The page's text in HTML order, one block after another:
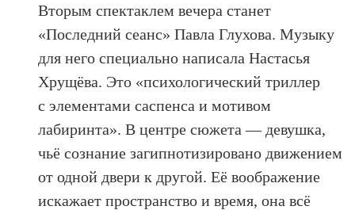
Вторым спектаклем вечера станет
«Последний сеанс» Павла Глухова. Музыку
для него специально написала Настасья
Хрущёва. Это «психологический триллер
с элементами саспенса и мотивом
лабиринта». В центре сюжета — девушка,
чьё сознание загипнотизировано движением
от одной двери к другой. Её воображение
искажает пространство и время, она всё